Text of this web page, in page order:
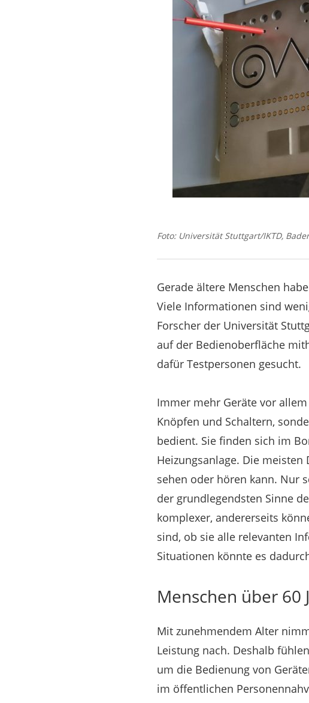
Foto: Universität Stuttgart/IKTD, Bader
Gerade ältere Menschen
Viele Informationen sind
Forscher der Universität
auf der Bedienoberfläche
dafür Testpersonen gesucht.
Immer mehr Geräte vor
Knöpfen und Schaltern,
bedient. Sie finden sich im
Heizungsanlage. Die
sehen oder hören kann. Nur
der grundlegendsten Sinne
komplexer, andererseits
sind, ob sie alle relevanten
Situationen könnte es
Menschen über 60
Mit zunehmendem Alter
Leistung nach. Deshalb
um die Bedienung von
im öffentlichen